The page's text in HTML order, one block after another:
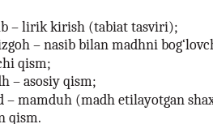
– lirik kirish (tabiat tasviri);
– nasib bilan madhni
qism;
– asosiy qism;
– mamduh (madh etilayotgan
qism.